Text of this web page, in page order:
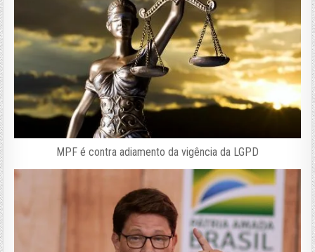
MPF é contra adiamento da vigência da LGPD